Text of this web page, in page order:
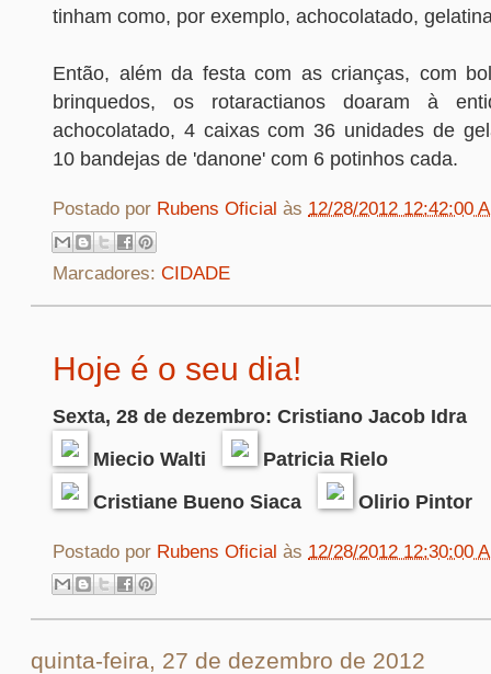
tinham como, por exemplo, achocolatado,
Então, além da festa com as crianças, com
brinquedos, os rotaractianos doaram à
achocolatado, 4 caixas com 36 unidades de
10 bandejas de 'danone' com 6 potinhos cada.
Postado por Rubens Oficial às 12/28/2012 12:42:00
Marcadores: CIDADE
Hoje é o seu dia!
Sexta, 28 de dezembro: Cristiano Jacob Idra
Miecio Walti
Patricia Rielo
Cristiane Bueno Siaca
Olirio Pintor
Postado por Rubens Oficial às 12/28/2012 12:30:00
quinta-feira, 27 de dezembro de 2012